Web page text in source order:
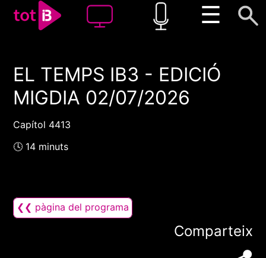
☰
00:00 00:00
1x
EL TEMPS IB3 - EDICIÓ
MIGDIA 02/07/2026
Capítol 4413
🕓 14 minuts
❮❮ pàgina del programa
Comparteix